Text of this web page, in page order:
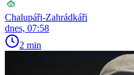
Chalupáři-Zahrádkáři
dnes, 07:58
2 min